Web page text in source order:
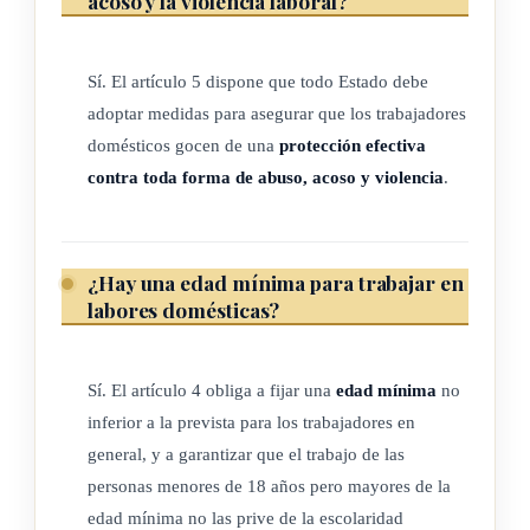
históricamente ha habido escasas oportunidades de empleo
proporción importante de la fuerza de trabajo nacional y se
encuentran entre los trabajadores más marginados;
disponga otra cosa;
Observando la especial pertinencia que tienen para los
migrantes (revisado), 1949 (núm. 97), el Convenio sobre los
trabajadores migrantes (disposiciones complementarias),
1975 (núm. 143), el Convenio sobre los trabajadores con
responsabilidades familiares, 1981 (núm. 156), el Convenio
sobre las agencias de empleo privadas, 1997 (núm. 181), y la
Sí. El artículo 5 dispone que todo Estado debe
adoptar medidas para asegurar que los trabajadores
domésticos gocen de una protección efectiva
contra toda forma de abuso, acoso y violencia.
¿Hay una edad mínima para trabajar en
labores domésticas?
Sí. El artículo 4 obliga a fijar una edad mínima no
inferior a la prevista para los trabajadores en
general, y a garantizar que el trabajo de las
personas menores de 18 años pero mayores de la
edad mínima no las prive de la escolaridad